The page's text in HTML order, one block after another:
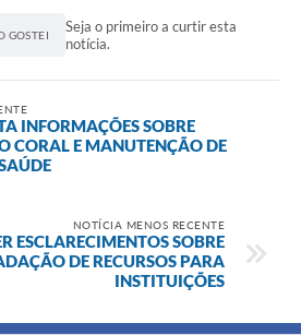
GOSTEI
Seja o primeiro a curtir esta
notícia.
INFORMAÇÕES SOBRE
CORAL E MANUTENÇÃO DE
NOTÍCIA MENOS RECENTE
ESCLARECIMENTOS SOBRE
DE RECURSOS PARA
INSTITUIÇÕES